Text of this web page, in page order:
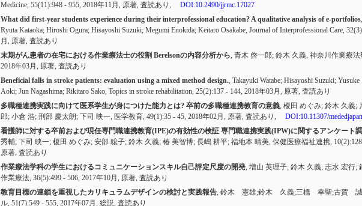
Medicine, 55(11):948 - 955, 2018年11月, 原著, 査読あり ,
DOI:10.2490/jjrmc.17027
What did first-year students experience during their interprofessional education? A qualitative analysis of e-portfolios
Ryuta Kataoka; Hiroshi Ogura; Hisayoshi Suzuki; Megumi Enokida; Keitaro Osakabe, Journal of Interprofessional Care,
月, 原著, 査読あり
末期がん患者の在宅における作業療法士の役割 Berelsonの内容分析から, 青木 啓一郎; 鈴木 久義, 神奈川作業療法
2018年03月, 原著, 査読あり
Beneficial falls in stroke patients: evaluation using a mixed method design., Takayuki Watabe; Hisayoshi Suzuki;
Aoki; Jun Nagashima; Rikitaro Sako, Topics in stroke rehabilitation, 25(2):137 - 144, 2018年03月, 原著, 査読あり
多職種連携実践に向けて医系学生が身につけた能力とは? 卒前の多職種連携教育の意義, 榎田 めぐみ; 鈴木 久義;
郎; 小倉 浩; 刑部 慶太朗; 下司 映一, 医学教育, 49(1):35 - 45, 2018年02月, 原著, 査読あり ,
DOI:10.11307/
看護師に対する卒前および現任専門職連携教育(IPE)の有効性の検証 専門職連携実践(IPW)に関するアンケート
秀輔; 下司 映一; 榎田 めぐみ; 安部 聡子; 鈴木 久義; 椿 美智博; 長嶋 耕平; 福地本 晴美, 保健医療福祉連携,
原著, 査読あり
作業療法学科の学生におけるコミュニケーションスキル自己評定尺度の開発, 増山 英理子; 鈴木 久義; 志水 宏行;
作業療法, 36(5):499 - 506, 2017年10月, 原著, 査読あり
教育目標の連鎖を重視したカリキュラムデザインの検討と実践報告, 鈴木 憲雄;鈴木 久義;三橋 幸聖;古賀 誠,
ル, 51(7):549 - 555, 2017年07月, 総説, 査読あり